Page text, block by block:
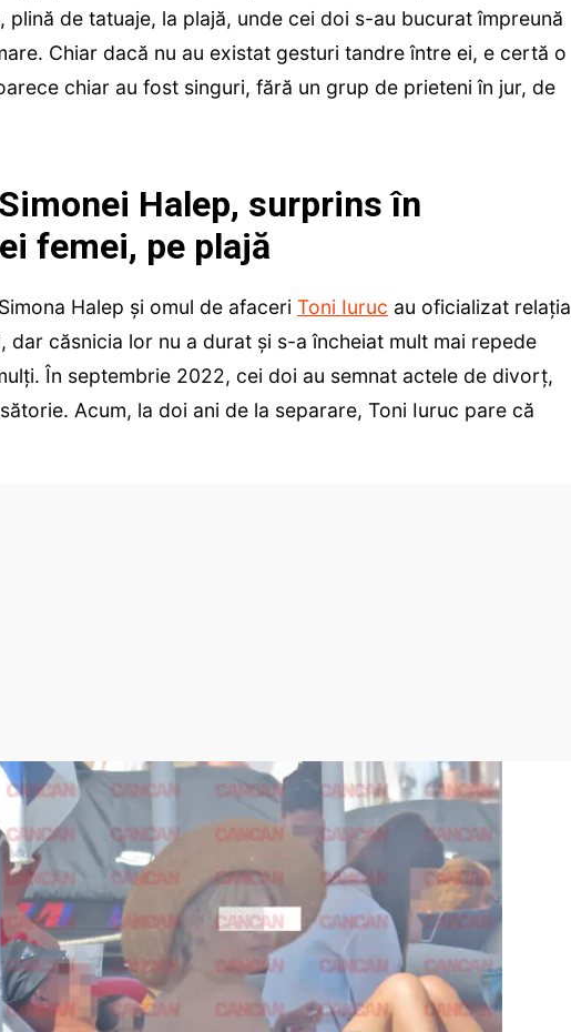
de tatuaje, la plajă, unde cei doi s-au bucurat împreună
Chiar dacă nu au existat gesturi tandre între ei, e certă o
chiar au fost singuri, fără un grup de prieteni în jur, de
Halep, surprins în
femei, pe plajă
Halep și omul de afaceri Toni Iuruc au oficializat relația
dar căsnicia lor nu a durat și s-a încheiat mult mai repede
În septembrie 2022, cei doi au semnat actele de divorț,
Acum, la doi ani de la separare, Toni Iuruc pare că